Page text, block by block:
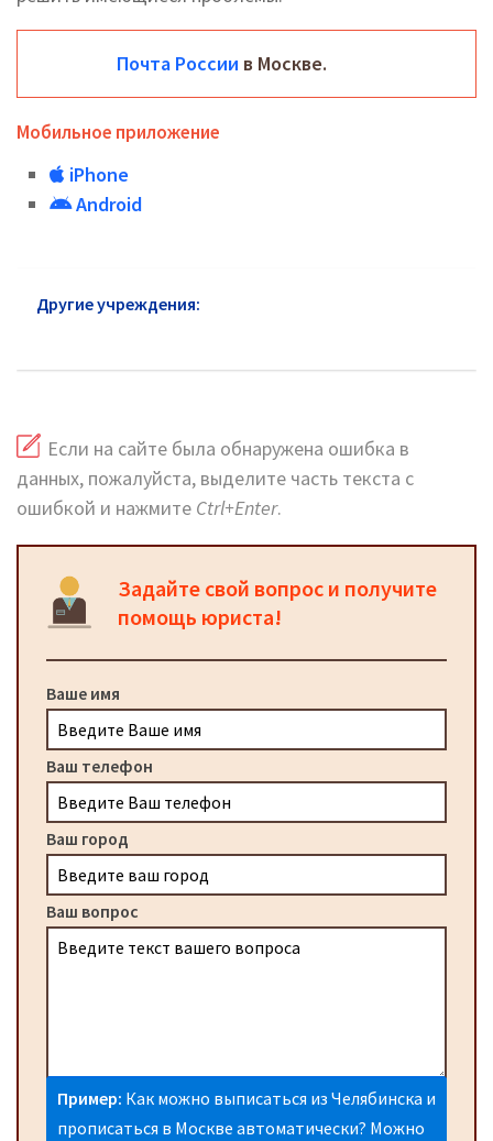
Почта России в Москве.
Мобильное приложение
iPhone
Android
Другие учреждения:
Если на сайте была обнаружена ошибка в
данных, пожалуйста, выделите часть текста с
ошибкой и нажмите Ctrl+Enter.
Задайте свой вопрос и получите
помощь юриста!
Ваше имя
Ваш телефон
Ваш город
Ваш вопрос
Пример: Как можно выписаться из Челябинска и
прописаться в Москве автоматически? Можно